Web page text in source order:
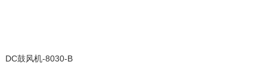
DC鼓风机-8030-B